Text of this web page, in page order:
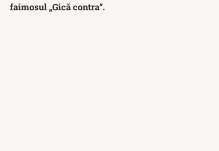
faimosul „Gică contra”.